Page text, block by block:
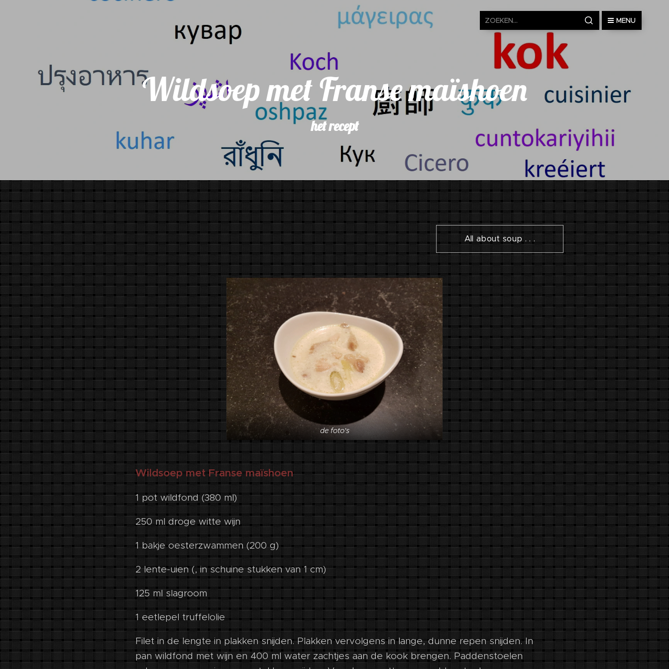
MENU
Wildsoep met Franse maïshoen
het recept
All about soup . . .
de foto's
Wildsoep met Franse maïshoen
1 pot wildfond (380 ml)
250 ml droge witte wijn
1 bakje oesterzwammen (200 g)
2 lente-uien (, in schuine stukken van 1 cm)
125 ml slagroom
1 eetlepel truffelolie
Filet in de lengte in plakken snijden. Plakken vervolgens in lange, dunne repen snijden. In
pan wildfond met wijn en 400 ml water zachtjes aan de kook brengen. Paddenstoelen